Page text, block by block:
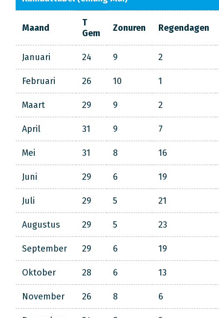
Maand
T
Gem
Zonuren Regendagen
Januari 24 9 2
Februari 26 10 1
Maart 29 9 2
April 31 9 7
Mei 31 8 16
Juni 29 6 19
Juli 29 5 21
Augustus 29 5 23
September 29 6 19
Oktober 28 6 13
November 26 8 6